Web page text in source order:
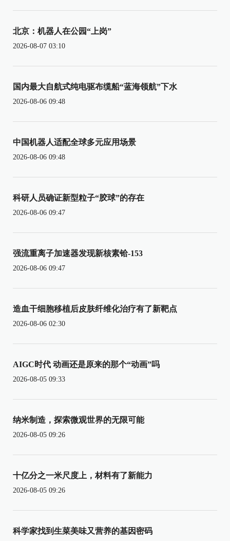
北京：机器人在公园“上岗”
2026-08-07 03:10
国内最大自航式纯电驱布缆船“蓝海领航”下水
2026-08-06 09:48
中国机器人适配全球多元应用场景
2026-08-06 09:48
科研人员确证新型粒子“胶球”的存在
2026-08-06 09:47
强流重离子加速器发现新核素铪-153
2026-08-06 09:47
造血干细胞移植后皮肤纤维化治疗有了新靶点
2026-08-06 02:30
AIGC时代 动画还是原来的那个“动画”吗
2026-08-05 09:33
纳米制造，探索微观世界的无限可能
2026-08-05 09:26
十亿分之一米尺度上，材料有了新能力
2026-08-05 09:26
科学家找到生菜美味又营养的基因密码